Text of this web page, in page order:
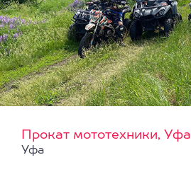
Прокат мототехники, Уфа
Уфа